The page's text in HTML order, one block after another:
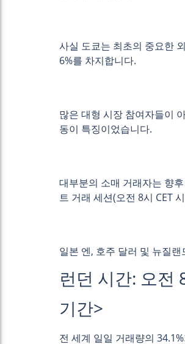
사실 도쿄는 최초의 중요한
6%를 차지합니다.
많은 대형 시장 참여자들이
동이 특징이었습니다.
대부분의 소매 거래자는 향
트 거래 세션(오전 8시 CET
일본 엔, 호주 달러 및 뉴질
런던 시간: 오전
기간>
전 세계 일일 거래량의